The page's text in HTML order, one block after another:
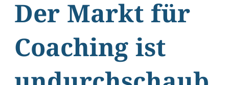
Der Markt für
Coaching ist